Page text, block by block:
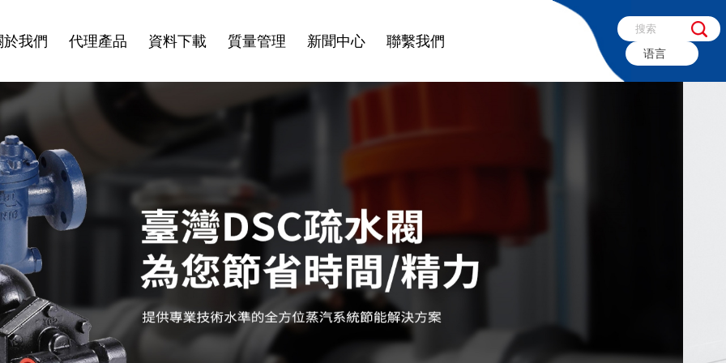
於我們 代理產品 資料下載 質量管理 新聞中心 聯繫我們
语言